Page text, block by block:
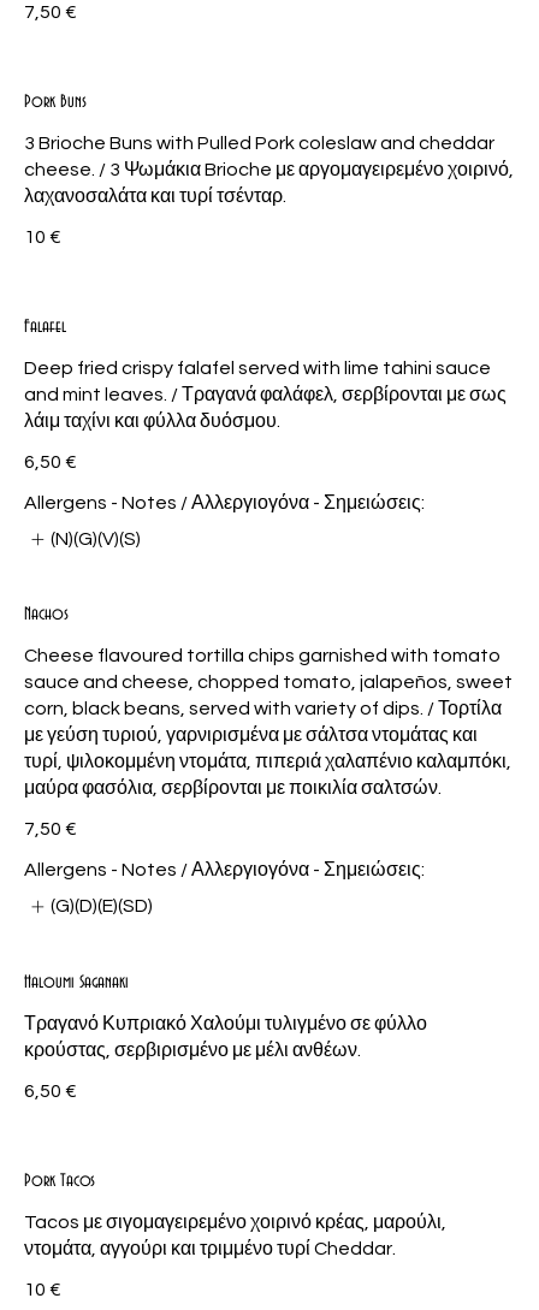
7,50 €
Pork Buns
3 Brioche Buns with Pulled Pork coleslaw and cheddar
cheese. / 3 Ψωμάκια Brioche με αργομαγειρεμένο χοιρινό,
λαχανοσαλάτα και τυρί τσένταρ.
10 €
Falafel
Deep fried crispy falafel served with lime tahini sauce
and mint leaves. / Τραγανά φαλάφελ, σερβίρονται με σως
λάιμ ταχίνι και φύλλα δυόσμου.
6,50 €
Allergens - Notes / Αλλεργιογόνα - Σημειώσεις:
(N)(G)(V)(S)
Nachos
Cheese flavoured tortilla chips garnished with tomato
sauce and cheese, chopped tomato, jalapeños, sweet
corn, black beans, served with variety of dips. / Τορτίλα
με γεύση τυριού, γαρνιρισμένα με σάλτσα ντομάτας και
τυρί, ψιλοκομμένη ντομάτα, πιπεριά χαλαπένιο καλαμπόκι,
μαύρα φασόλια, σερβίρονται με ποικιλία σαλτσών.
7,50 €
Allergens - Notes / Αλλεργιογόνα - Σημειώσεις:
(G)(D)(E)(SD)
Haloumi Saganaki
Τραγανό Κυπριακό Χαλούμι τυλιγμένο σε φύλλο
κρούστας, σερβιρισμένο με μέλι ανθέων.
6,50 €
Pork Tacos
Tacos με σιγομαγειρεμένο χοιρινό κρέας, μαρούλι,
ντομάτα, αγγούρι και τριμμένο τυρί Cheddar.
10 €